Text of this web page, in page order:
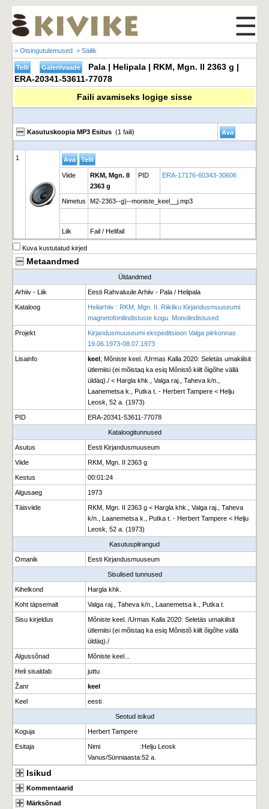
☰
> Otsingutulemused > Säilik
Pala | Helipala | RKM, Mgn. II 2363 g |
ERA-20341-53611-77078
Faili avamiseks logige sisse
Kasutuskoopia MP3 Esitus (1 faili)
1
Viide
RKM, Mgn. II
2363 g
PID ERA-17176-60343-30606
Nimetus M2-2363--g)--moniste_keel__j.mp3
Liik Fail / Helifail
Kuva kustutatud kirjed
Metaandmed
Üldandmed
Arhiiv - Liik Eesti Rahvaluule Arhiiv - Pala / Helipala
Kataloog
Heliarhiiv : RKM, Mgn. II. Riikliku Kirjandusmuuseumi
magnetofonilindistuste kogu. Monolindistused
Projekt
Kirjandusmuuseumi ekspeditsioon Valga piirkonnas
19.06.1973-08.07.1973
Lisainfo keel; Mõniste keel. /Urmas Kalla 2020: Seletäs umakiilsit
ütlemiisi (ei mõistaq ka esiq Mõnistõ kiilt õigõhe vällä
üldäq)./ < Hargla khk., Valga raj., Taheva k/n.,
Laanemetsa k., Putka t. - Herbert Tampere < Helju
Leosk, 52 a. (1973)
PID ERA-20341-53611-77078
Kataloogitunnused
Asutus Eesti Kirjandusmuuseum
Viide RKM, Mgn. II 2363 g
Kestus 00:01:24
Algusaeg 1973
Täisviide
RKM, Mgn. II 2363 g < Hargla khk., Valga raj., Taheva
k/n., Laanemetsa k., Putka t. - Herbert Tampere < Helju
Leosk, 52 a. (1973)
Kasutuspiirangud
Omanik Eesti Kirjandusmuuseum
Sisulised tunnused
Kihelkond Hargla khk.
Koht täpsemalt Valga raj., Taheva k/n., Laanemetsa k., Putka t.
Sisu kirjeldus
Mõniste keel. /Urmas Kalla 2020: Seletäs umakiilsit
ütlemiisi (ei mõistaq ka esiq Mõnistõ kiilt õigõhe vällä
üldäq)./
Algussõnad Mõniste keel...
Heli sisaldab juttu
Žanr keel
Keel eesti
Seotud isikud
Koguja Herbert Tampere
Esitaja Nimi :Helju Leosk
Vanus/Sünniaasta:52 a.
Isikud
Kommentaarid
Märksõnad